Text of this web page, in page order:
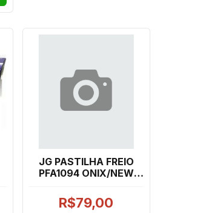
JG PASTILHA FREIO
PFA1094 ONIX/NEW
R$79,00